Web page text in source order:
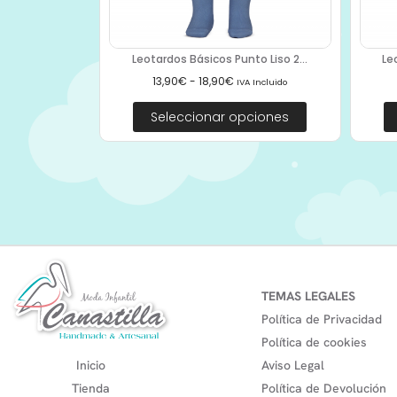
Leotardos Básicos Punto Liso 2...
13,90€ - 18,90€ IVA Incluido
Seleccionar opciones
Inicio
Tienda
TEMAS LEGALES
Política de Privacidad
Política de cookies
Aviso Legal
Política de Devolución